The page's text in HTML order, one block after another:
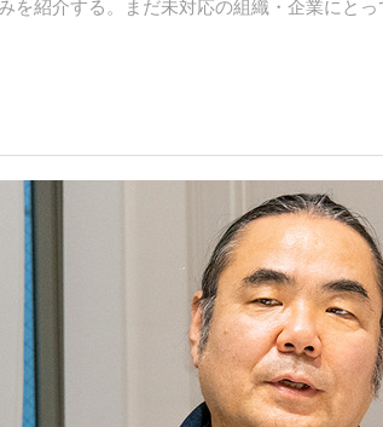
を紹介する。まだ未対応の組織・企業にと